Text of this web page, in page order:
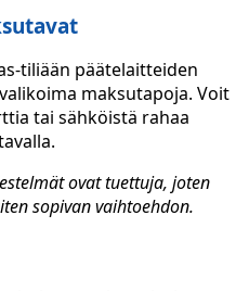
tiliään päätelaitteiden
maksutapoja. Voit
tai sähköistä rahaa
ovat tuettuja, joten
sopivan vaihtoehdon.